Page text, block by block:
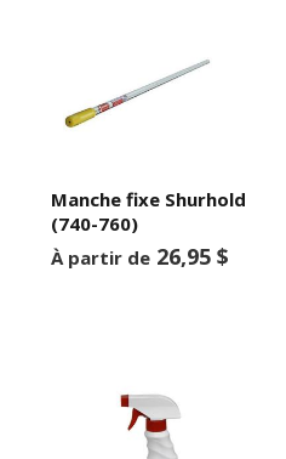
Manche fixe Shurhold
(740-760)
À partir de 26,95 $